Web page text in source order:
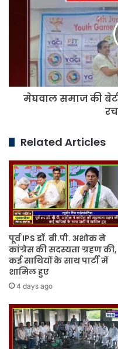
जीतकर
मेघवाल समाज की
Related Articles
पूर्व IPS डॉ. बी.पी. अशोक ने
कांग्रेस की सदस्यता ग्रहण की,
कई साथियों के साथ पार्टी में
शामिल हुए
4 days ago